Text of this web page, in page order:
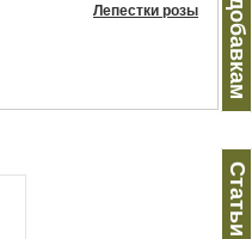
Лепестки розы
Статьи